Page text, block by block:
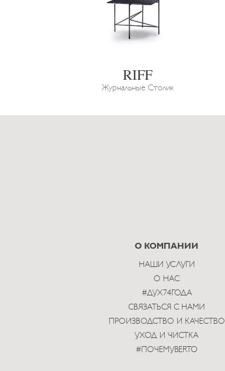
RIFF
Журнальные Столик
О КОМПАНИИ
НАШИ УСЛУГИ
О НАС
#ДУХ74ГОДА
СВЯЗАТЬСЯ С НАМИ
ПРОИЗВОДСТВО И КАЧЕСТВО
УХОД И ЧИСТКА
#ПОЧЕМУBERTO